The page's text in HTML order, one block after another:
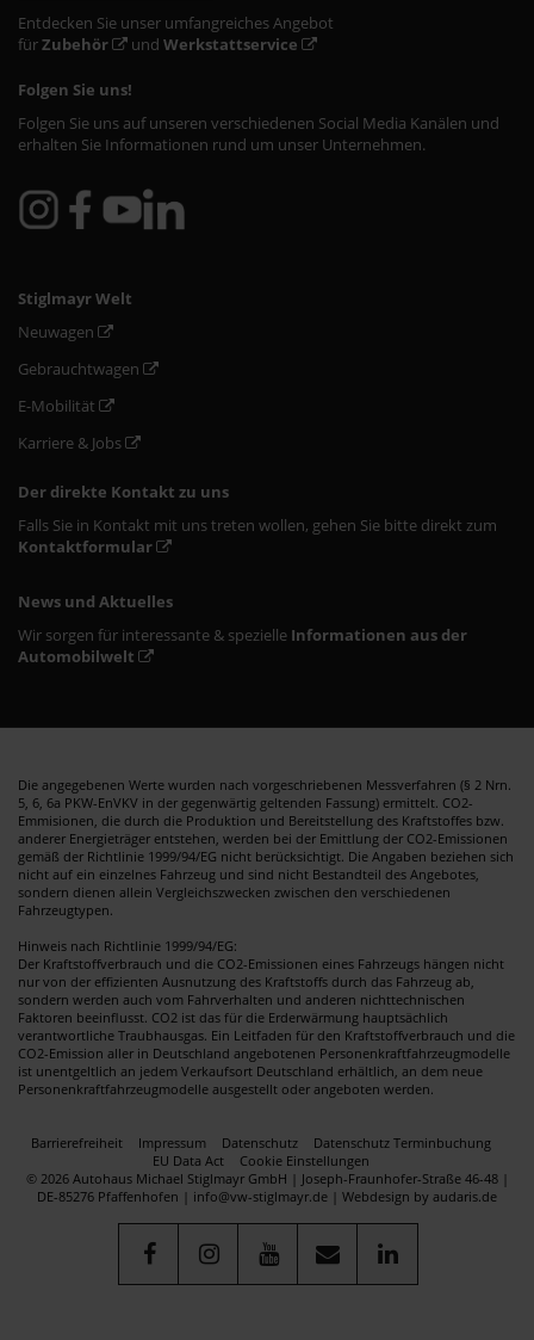
Entdecken Sie unser umfangreiches Angebot
fürZubehör und Werkstattservice
Folgen Sie uns!
Folgen Sie uns auf unseren verschiedenen Social Media Kanälen und
erhalten Sie Informationen rund um unser Unternehmen.
Stiglmayr Welt
Neuwagen
Gebrauchtwagen
E-Mobilität
Karriere & Jobs
Der direkte Kontakt zu uns
Falls Sie in Kontakt mit uns treten wollen, gehen Sie bitte direkt zum
Kontaktformular
News und Aktuelles
Wir sorgen für interessante & spezielle Informationen aus der
Automobilwelt
Die angegebenen Werte wurden nach vorgeschriebenen Messverfahren (§ 2 Nrn.
5, 6, 6a PKW-EnVKV in der gegenwärtig geltenden Fassung) ermittelt. CO2-
Emmisionen, die durch die Produktion und Bereitstellung des Kraftstoffes bzw.
anderer Energieträger entstehen, werden bei der Emittlung der CO2-Emissionen
gemäß der Richtlinie 1999/94/EG nicht berücksichtigt. Die Angaben beziehen sich
nicht auf ein einzelnes Fahrzeug und sind nicht Bestandteil des Angebotes,
sondern dienen allein Vergleichszwecken zwischen den verschiedenen
Fahrzeugtypen.
Hinweis nach Richtlinie 1999/94/EG:
Der Kraftstoffverbrauch und die CO2-Emissionen eines Fahrzeugs hängen nicht
nur von der effizienten Ausnutzung des Kraftstoffs durch das Fahrzeug ab,
sondern werden auch vom Fahrverhalten und anderen nichttechnischen
Faktoren beeinflusst. CO2 ist das für die Erderwärmung hauptsächlich
verantwortliche Traubhausgas. Ein Leitfaden für den Kraftstoffverbrauch und die
CO2-Emission aller in Deutschland angebotenen Personenkraftfahrzeugmodelle
ist unentgeltlich an jedem Verkaufsort Deutschland erhältlich, an dem neue
Personenkraftfahrzeugmodelle ausgestellt oder angeboten werden.
Barrierefreiheit Impressum Datenschutz
Datenschutz Terminbuchung
EU Data Act
Cookie Einstellungen
© 2026 Autohaus Michael Stiglmayr GmbH | Joseph-Fraunhofer-Straße 46-48 |
DE-85276 Pfaffenhofen | info@vw-stiglmayr.de | Webdesign by audaris.de